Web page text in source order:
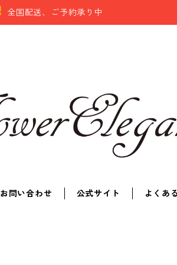
全国配送、ご予約承り中
お問い合わせ 公式サイト よくあ